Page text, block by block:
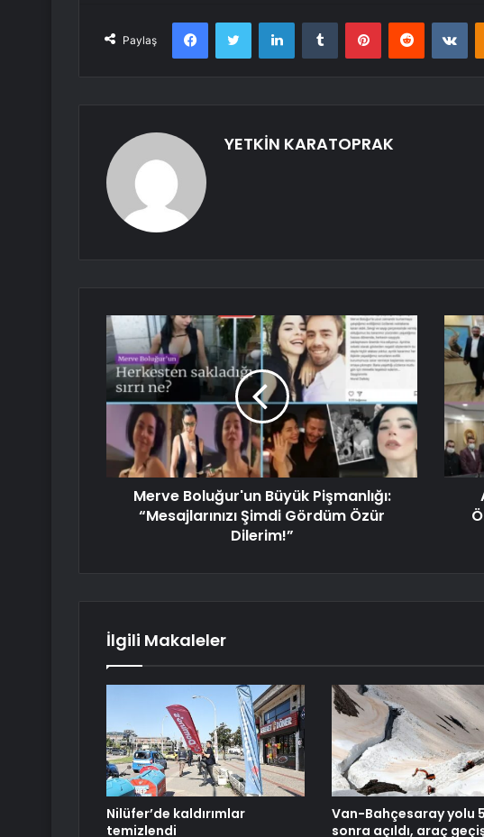
Paylaş
FacebookTwitter LinkedInTumblr PinterestReddit
YETKİN KARATOPRAK
Merve Boluğur'un Büyük Pişmanlığı:
“Mesajlarınızı Şimdi Gördüm Özür
Dilerim!”
İlgili Makaleler
Nilüfer’de kaldırımlar
temizlendi
Van-Bahçesaray yolu
sonra açıldı, araç